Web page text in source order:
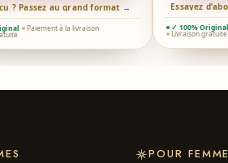
? Passez au grand format →
Paiement à la livraison
Essayez
✓ 100% Original
Livraison gratuite
POUR